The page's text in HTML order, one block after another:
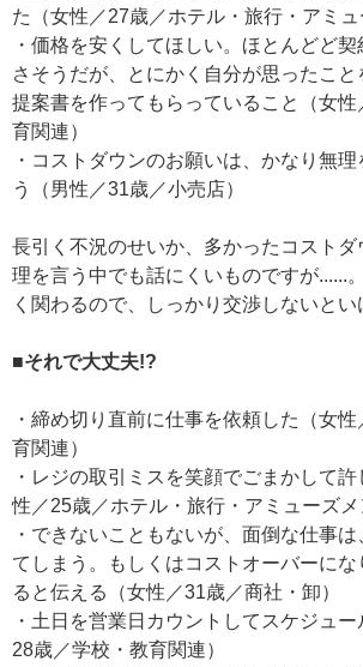
た（女性／27歳／ホテル・旅行・アミュ
・価格を安くしてほしい。ほとんどど
さそうだが、とにかく自分が思ったこと
提案書を作ってもらっていること（女
育関連）
・コストダウンのお願いは、かなり無
う（男性／31歳／小売店）
長引く不況のせいか、多かったコスト
理を言う中でも話にくいものですが......
く関わるので、しっかり交渉しないとい
■それで大丈夫!?
・締め切り直前に仕事を依頼した（女
育関連）
・レジの取引ミスを笑顔でごまかして
性／25歳／ホテル・旅行・アミューズメ
・できないこともないが、面倒な仕事
てしまう。もしくはコストオーバーに
ると伝える（女性／31歳／商社・卸）
・土日を営業日カウントしてスケジュ
28歳／学校・教育関連）